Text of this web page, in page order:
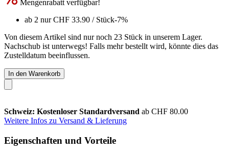
Mengenrabatt verfügbar!
ab 2 nurCHF 33.90 / Stück-7%
Von diesem Artikel sind nur noch 23 Stück in unserem Lager.
Nachschub ist unterwegs! Falls mehr bestellt wird, könnte dies das
Zustelldatum beeinflussen.
In den Warenkorb
Schweiz: Kostenloser Standardversand ab CHF 80.00
Weitere Infos zu Versand & Lieferung
Eigenschaften und Vorteile